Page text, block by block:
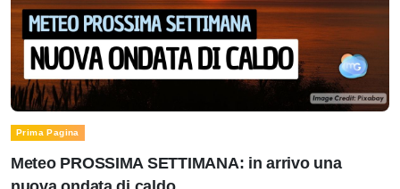
Prima Pagina
Meteo PROSSIMA SETTIMANA: in arrivo una